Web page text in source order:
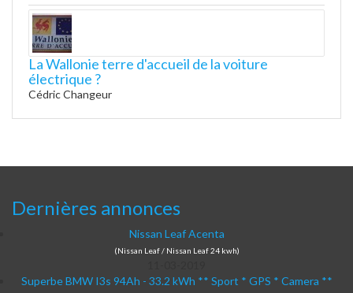
La Wallonie terre d'accueil de la voiture
électrique ?
Cédric Changeur
Dernières annonces
Nissan Leaf Acenta
(Nissan Leaf / Nissan Leaf 24 kwh)
Superbe BMW I3s 94Ah - 33.2 kWh ** Sport * GPS * Camera **